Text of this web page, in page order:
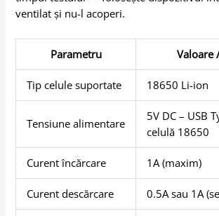
ventilat și nu-l acoperi.
Parametru Valoare
Tip celule suportate 18650 Li-ion
Tensiune alimentare
5V DC – USB
celulă 18650
Curent încărcare 1A (maxim)
Curent descărcare 0.5A sau 1A